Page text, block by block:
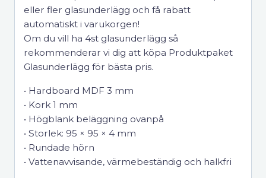
eller fler glasunderlägg och få rabatt
automatiskt i varukorgen!
Om du vill ha 4st glasunderlägg så
rekommenderar vi dig att köpa Produktpaket
Glasunderlägg för bästa pris.
• Hardboard MDF 3 mm
• Kork 1 mm
• Högblank beläggning ovanpå
• Storlek: 95 × 95 × 4 mm
• Rundade hörn
• Vattenavvisande, värmebeständig och halkfri